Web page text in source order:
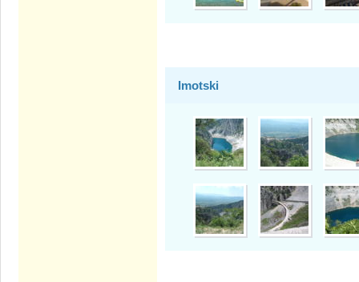
Imotski